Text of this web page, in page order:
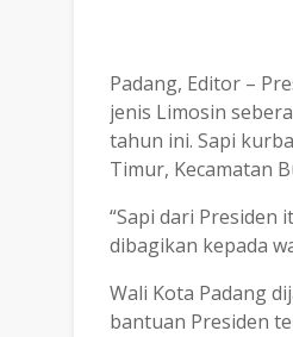
Padang, Editor –
jenis Limosin
tahun ini. Sapi
Timur, Kecamatan
“Sapi dari Presiden
dibagikan kepada
Wali Kota Padang
bantuan Presiden